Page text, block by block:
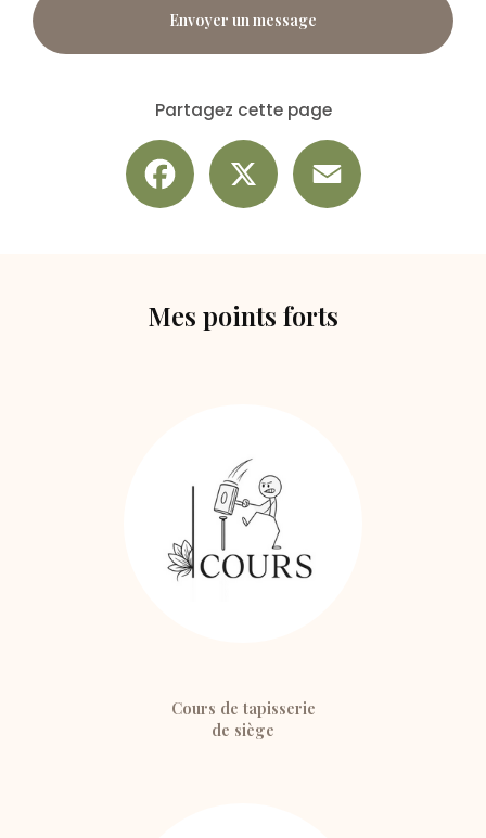
Envoyer un message
Partagez cette page
Facebook
Mes points forts
Cours de tapisserie
de siège